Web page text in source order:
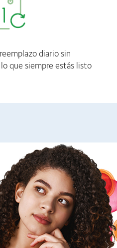
diario sin
que siempre estás listo